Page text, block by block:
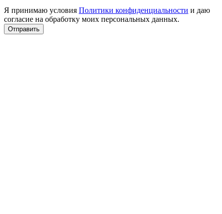
Я принимаю условия Политики конфиденциальности и даю
согласие на обработку моих персональных данных.